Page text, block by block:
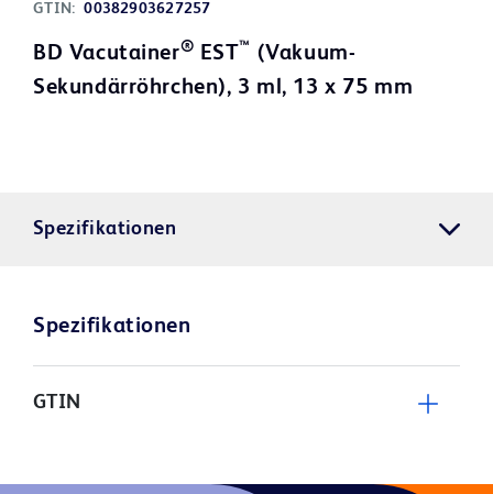
GTIN: 00382903627257
BD Vacutainer® EST ™ (Vakuum-
Sekundärröhrchen), 3 ml, 13 x 75 mm
Spezifikationen
Spezifikationen
GTIN